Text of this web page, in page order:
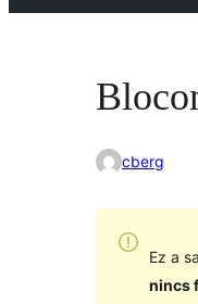
cberg
Ez a
nincs